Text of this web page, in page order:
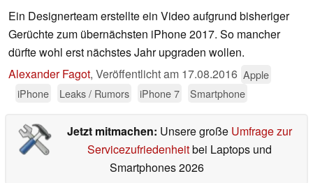
Ein Designerteam erstellte ein Video aufgrund bisheriger
Gerüchte zum übernächsten iPhone 2017. So mancher
dürfte wohl erst nächstes Jahr upgraden wollen.
Alexander Fagot, Veröffentlicht am 17.08.2016 Apple
iPhone
Leaks / Rumors iPhone 7 Smartphone
Jetzt mitmachen: Unsere große Umfrage zur
Servicezufriedenheitbei Laptops und
Smartphones 2026